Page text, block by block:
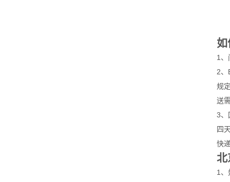
1、
2、
规
送
3、
四
快
北
1、